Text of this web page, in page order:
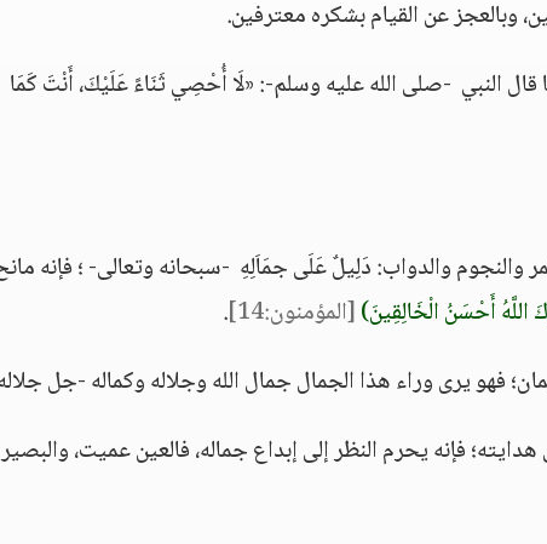
وبالعجز عن القيام بشكره معترفين.
قال النبي -صلى الله عليه وسلم-: «لَا أُحْصِي ثَنَاءً عَلَيْكَ، أَنْتَ كَمَا
والنجوم والدواب: دَلِيلٌ عَلَى جمَاَلِهِ -سبحانه وتعالى- ؛ فإنه
اللَّهُ أَحْسَنُ الْخَالِقِينَ)[المؤمنون:14]
.
فهو يرى وراء هذا الجمال جمال الله وجلاله وكماله -جل
فإنه يحرم النظر إلى إبداع جماله، فالعين عميت،